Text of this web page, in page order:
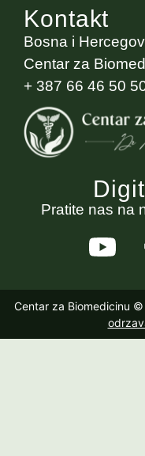
Kontakt
Bosna i
Centar za
+ 387 66 46 50
Pratite nas na
Centar za Biomedicinu